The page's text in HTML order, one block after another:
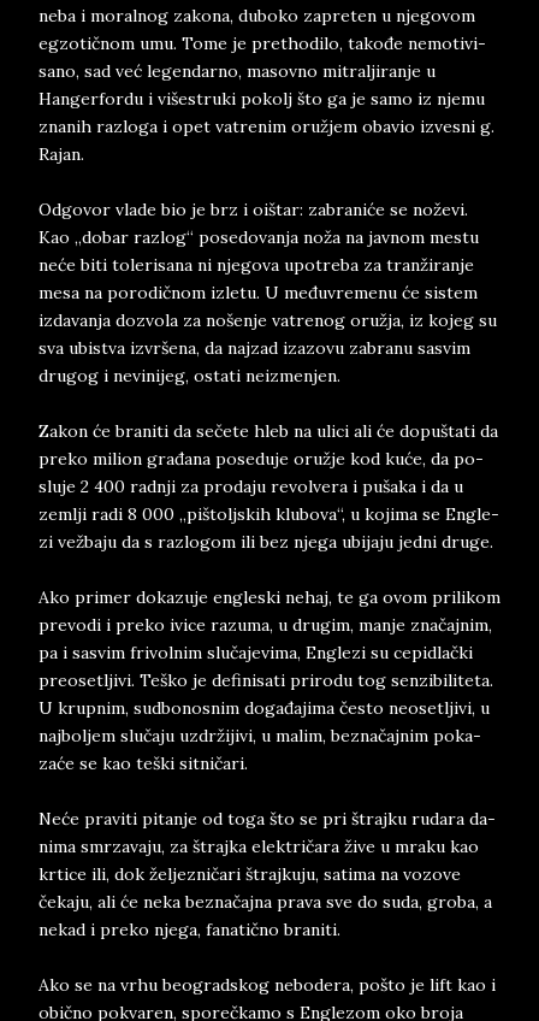
neba i mo­ral­nog za­ko­na, du­bo­ko za­pre­ten u nje­go­vom
eg­zo­tičnom umu. Tome je pret­ho­di­lo, takođe ne­mo­ti­vi­
sa­no, sad već le­gen­dar­no, ma­sov­no mi­tral­ji­ran­je u
Hanger­for­du i vi­še­stru­ki po­kolj što ga je samo iz nje­mu
zna­nih raz­lo­ga i opet va­tre­nim oružjem oba­vio iz­ve­sni g.
Ra­jan.
Od­go­vor vla­de bio je brz i oištar: za­bra­niće se noževi.
Kao „do­bar raz­log“ po­se­do­van­ja noža na jav­nom me­stu
neće biti to­le­ri­sa­na ni nje­go­va upo­tre­ba za tranžiran­je
mesa na po­ro­dičnom iz­le­tu. U međuvre­me­nu će si­stem
iz­da­van­ja dozvo­la ­za no­šenje va­tre­no­g o­ružja, iz­ ko­jeg ­su
­sva ubi­stva izvršena, da naj­zad iza­zo­vu za­bra­nu sa­svim
dru­gog i ne­vi­ni­jeg, osta­ti ne­iz­men­jen.
Za­kon će bra­ni­ti da sečete hleb na uli­ci ali će dopuštati da
pre­ko mi­li­on građana po­se­du­je oružje kod kuće, da po­
slu­je 2 400 rad­nji za pro­da­ju re­vo­lve­ra i pu­š­a­ka i da u
zem­lji radi 8 000 „pi­štoljs­kih klu­bo­va“, u ko­ji­ma ­se ­En­gle­
zi vežbaju da s raz­lo­gom ili bez nje­ga ubi­ja­ju jed­ni dru­ge.
Ako pri­mer do­ka­zu­je en­gle­ski ne­haj, te ga ovom pri­li­kom
pre­vo­di i pre­ko ivi­ce ra­zu­ma, u dru­gim, man­je­ značaj­nim,
pa i sa­svim fri­vol­nim slučaje­vi­ma, En­gle­zi su ce­pi­dlački
pre­o­se­tlji­vi. Te­š­ko ­je de­fi­ni­sati pri­ro­du tog sen­zi­bi­li­te­ta.
U krup­nim, sud­bo­no­snim događaji­ma često ne­o­se­tlji­vi, u
naj­bol­jem slučaju uzdržiji­vi, u ma­lim, bez­načaj­nim po­ka­
zaće se kao te­ški sit­ničari.
Neće pra­viti pi­ta­nje od to­ga ­š­to se pri štraj­ku ru­da­ra da­
ni­ma smr­za­va­ju, za štraj­ka elek­tričara žive u mra­ku kao
kr­ti­ce ili, dok žel­jezničari štraj­ku­ju, sa­ti­ma na vo­zo­ve
čeka­ju, ali će neka bez­načajna pra­va sve do suda, gro­ba, a
ne­kad i pre­ko nje­ga, fa­natično bra­ni­ti.
Ako se na vrhu be­o­grad­skog ne­bo­de­ra, pošto je lift kao i
obično po­kva­ren, sporečkamo s En­gle­zom oko broja